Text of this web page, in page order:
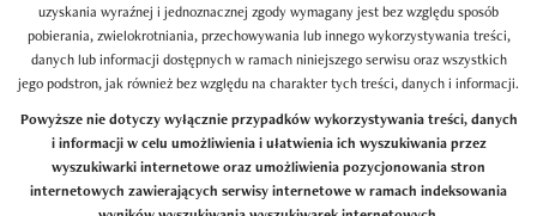
uzyskania wyraźnej i jednoznacznej zgody wymagany jest bez względu sposób
pobierania, zwielokrotniania, przechowywania lub innego wykorzystywania treści,
danych lub informacji dostępnych w ramach niniejszego serwisu oraz wszystkich
jego podstron, jak również bez względu na charakter tych treści, danych i informacji.
Powyższe nie dotyczy wyłącznie przypadków wykorzystywania treści, danych
i informacji w celu umożliwienia i ułatwienia ich wyszukiwania przez
wyszukiwarki internetowe oraz umożliwienia pozycjonowania stron
internetowych zawierających serwisy internetowe w ramach indeksowania